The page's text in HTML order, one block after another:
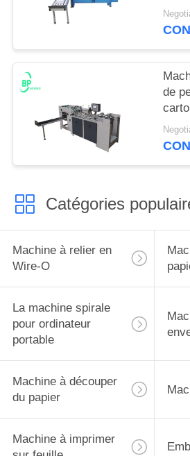
pour
de
max
Catégories
Machine à relier en
Wire-O
La machine spirale
pour ordinateur
portable
Machine à découper
du papier
Machine à imprimer